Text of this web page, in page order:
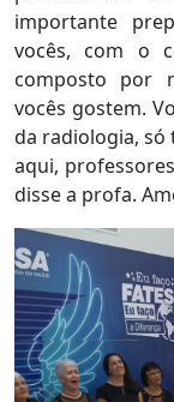
importante
vocês, com o
composto por
vocês gostem.
da radiologia,
aqui,
disse a profa.